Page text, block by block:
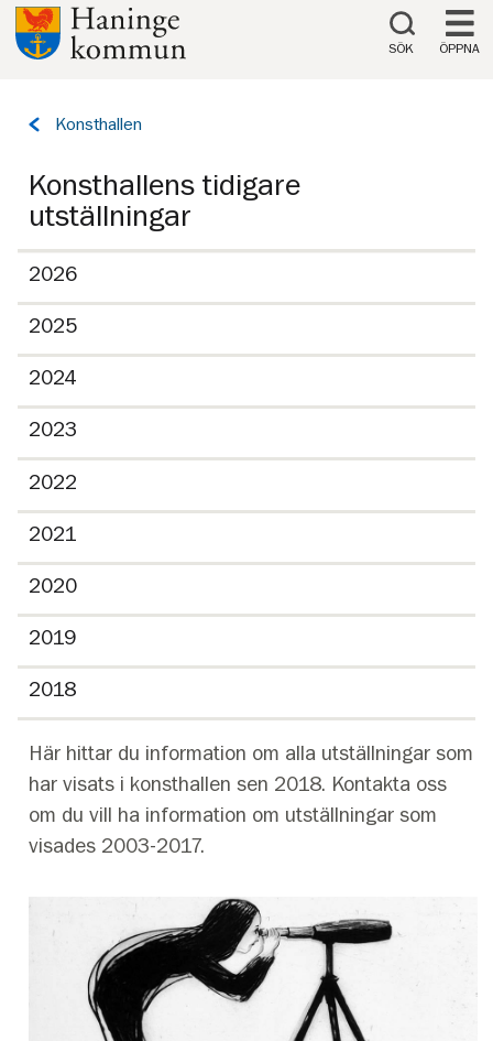
Till innehåll på sidan
SÖK ÖPPNA
Tillbaka
Konsthallen
Konsthallens tidigare
utställningar
2026
2025
2024
2023
2022
2021
2020
2019
2018
Här hittar du information om alla utställningar som
har visats i konsthallen sen 2018. Kontakta oss
om du vill ha information om utställningar som
visades 2003-2017.